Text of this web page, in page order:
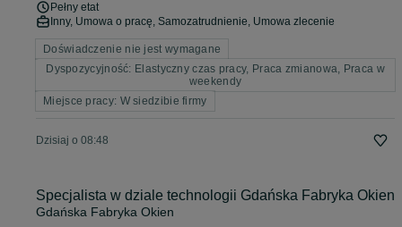
Pełny etat
Inny, Umowa o pracę, Samozatrudnienie, Umowa zlecenie
Doświadczenie nie jest wymagane
Dyspozycyjność: Elastyczny czas pracy, Praca zmianowa, Praca w
weekendy
Miejsce pracy: W siedzibie firmy
Dzisiaj o 08:48
Specjalista w dziale technologii Gdańska Fabryka Okien
Gdańska Fabryka Okien